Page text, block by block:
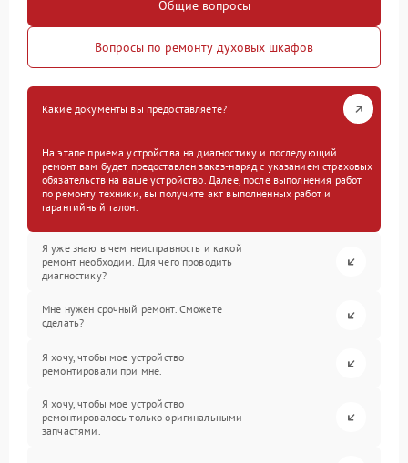
Общие вопросы
Вопросы по ремонту духовых шкафов
Какие документы вы предоставляете?
На этапе приема устройства на диагностику и последующий
ремонт вам будет предоставлен заказ-наряд с указанием страховых
обязательств на ваше устройство. Далее, после выполнения работ
по ремонту техники, вы получите акт выполненных работ и
гарантийный талон.
Я уже знаю в чем неисправность и какой
ремонт необходим. Для чего проводить
диагностику?
Мне нужен срочный ремонт. Сможете
сделать?
Я хочу, чтобы мое устройство
ремонтировали при мне.
Я хочу, чтобы мое устройство
ремонтировалось только оригинальными
запчастями.